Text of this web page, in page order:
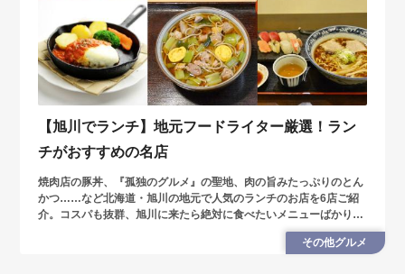
【旭川でランチ】地元フードライター厳選！ラン
チがおすすめの名店
焼肉店の豚丼、『孤独のグルメ』の聖地、肉の旨みたっぷりのとん
かつ……など北海道・旭川の地元で人気のランチのお店を6店ご紹
介。コスパも抜群、旭川に来たら絶対に食べたいメニューばかりで
その他グルメ